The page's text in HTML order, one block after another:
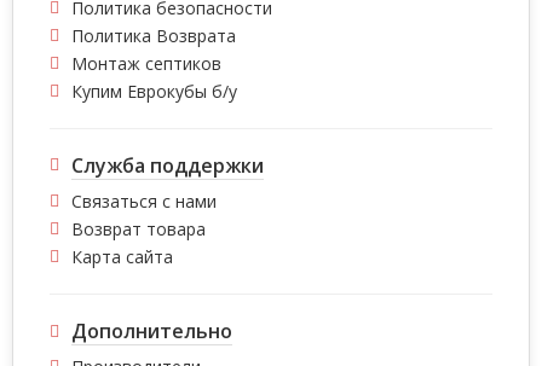
Политика безопасности
Политика Возврата
Монтаж септиков
Купим Еврокубы б/у
Служба поддержки
Связаться с нами
Возврат товара
Карта сайта
Дополнительно